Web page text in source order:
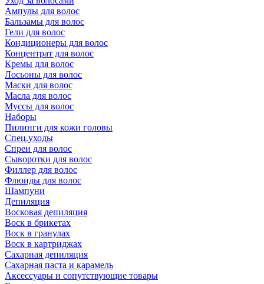
Ампулы для волос
Бальзамы для волос
Гели для волос
Кондиционеры для волос
Концентрат для волос
Кремы для волос
Лосьоны для волос
Маски для волос
Масла для волос
Муссы для волос
Наборы
Пилинги для кожи головы
Спец.уходы
Спреи для волос
Сыворотки для волос
Филлер для волос
Флюиды для волос
Шампуни
Депиляция
Восковая депиляция
Воск в брикетах
Воск в гранулах
Воск в картриджах
Сахарная депиляция
Сахарная паста и карамель
Аксессуары и сопутствующие товары